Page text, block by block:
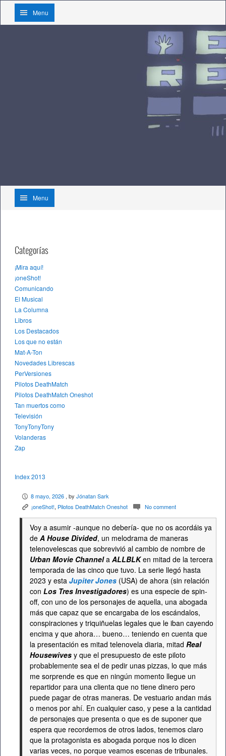
Menu
Menu
Categorías
¡Mira aquí!
¡oneShot!
Comunicando
El Musical
La Columna
Libros
Los Destacados
Los que no están
Mat-A-Ton
Novedades Librescas
PerVersiones
Pilotos DeathMatch
Pilotos DeathMatch Oneshot
Tan muertos como
Televisión
TonyTonyTony
Volanderas
Zap
Index 2013
P 8 mayo, 2026 , by Jónatan Sark
K ¡oneShot!, Pilotos DeathMatch Oneshot c No comment
Voy a asumir -aunque no debería- que no os acordáis ya
de A House Divided, un melodrama de maneras
telenovelescas que sobrevivió al cambio de nombre de
Urban Movie Channela ALLBLK en mitad de la tercera
temporada de las cinco que tuvo. La serie llegó hasta
2023 y esta Jupiter Jones (USA) de ahora (sin relación
con Los Tres Investigadores) es una especie de spin-
off, con uno de los personajes de aquella, una abogada
más que capaz que se encargaba de los escándalos,
conspiraciones y triquiñuelas legales que le iban cayendo
encima y que ahora… bueno… teniendo en cuenta que
la presentación es mitad telenovela diaria, mitad Real
Housewives y que el presupuesto de este piloto
probablemente sea el de pedir unas pizzas, lo que más
me sorprende es que en ningún momento llegue un
repartidor para una clienta que no tiene dinero pero
puede pagar de otras maneras. De vestuario andan más
o menos por ahí. En cualquier caso, y pese a la cantidad
de personajes que presenta o que es de suponer que
espera que recordemos de otros lados, tenemos claro
que la protagonista es abogada porque nos lo dicen
varias veces, no porque veamos escenas de tribunales.